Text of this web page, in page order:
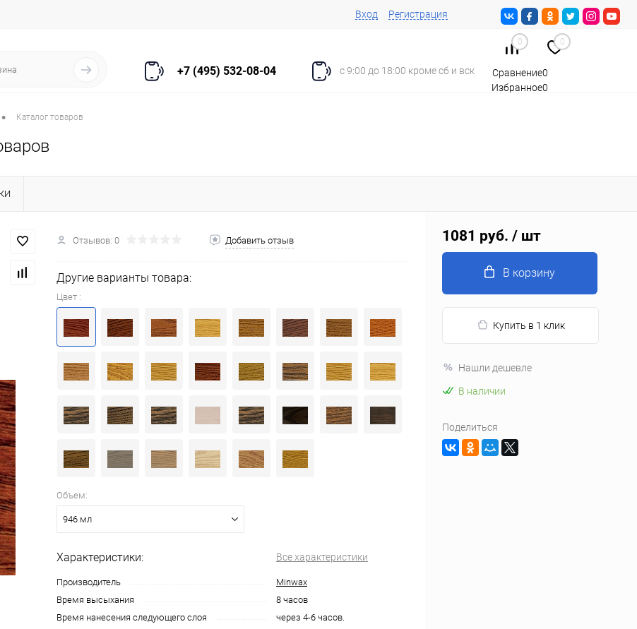
Вход Регистрация
+7 (495) 532-08-04 с 9:00 до 18:00 кроме сб и вск
0 0
Сравнение0
Избранное0
• Каталог товаров
Отзывов: 0 Добавить отзыв
Другие варианты товара:
Цвет :
Объем:
946 мл
Характеристики: Все характеристики
Производитель
Minwax
Время высыхания
8 часов
Время нанесения следующего слоя
через 4-6 часов.
1081 руб. / шт
В корзину
Купить в 1 клик
Нашли дешевле
В наличии
Поделиться